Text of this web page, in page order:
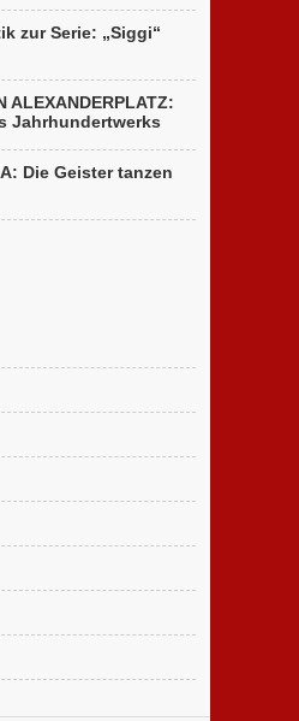
zur Serie: „Siggi“
ALEXANDERPLATZ:
Jahrhundertwerks
Die Geister tanzen